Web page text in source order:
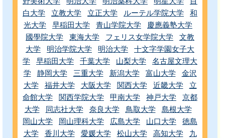
白大学
立教大学 立正大学 ルーテル学院大学
和
光大学
早稲田大学 青山学院大学
慶應義塾大学
國學院大学
東海大学 フェリス女学院大学
文教
大学
明治学院大学 明治大学
十文字学園女子大
学
早稲田大学 千葉大学 山梨大学
名古屋文理大
学
静岡大学 三重大学 新潟大学 富山大学
金沢
大学
福井大学 大阪大学 関西大学 近畿大学
立
命館大学
関西学院大学 甲南大学 神戸大学
京都
大学
同志社大学 奈良大学 鳥取大学
島根大学
岡山大学
岡山理科大学 広島大学 山口大学
徳島
大学
香川大学 愛媛大学 松山大学 高知大学
九